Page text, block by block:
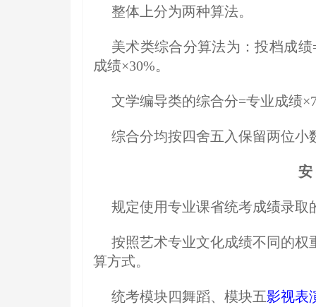
整体上分为两种算法。
美术类综合分算法为：投档成绩
成绩×30%。
文学编导类的综合分=专业成绩
综合分均按四舍五入保留两位小
安
规定使用专业课省统考成绩录
按照艺术专业文化成绩不同的
算方式。
统考模块四舞蹈、模块五影视表